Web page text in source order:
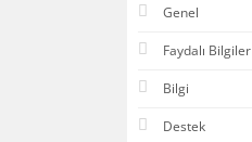
Genel
Faydalı Bilgiler
Bilgi
Destek